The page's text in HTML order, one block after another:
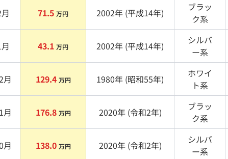
71.5 万円 2002年 (平成14年)
ブラッ
ク系
43.1 万円 2002年 (平成14年)
シルバ
ー系
月 129.4 万円 1980年 (昭和55年)
ホワイ
ト系
月 176.8 万円 2020年 (令和2年)
ブラッ
ク系
月 138.0 万円 2020年 (令和2年)
シルバ
ー系